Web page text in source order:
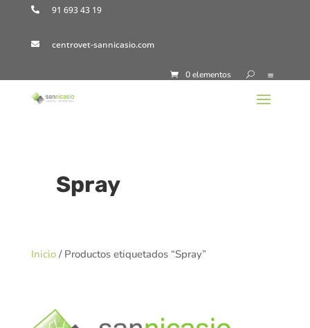
 91 693 43 19
 centrovet-sannicasio.com
0 elementos
Spray
Inicio/ Productos etiquetados “Spray”